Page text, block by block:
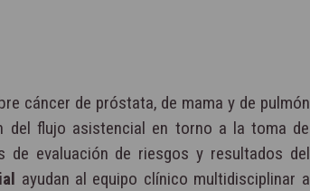
cáncer de próstata, de mama y de pulmón
del flujo asistencial en torno a la toma de
evaluación de riesgos y resultados del
ayudan al equipo clínico multidisciplinar a